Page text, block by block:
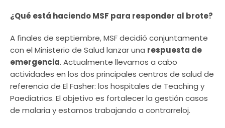
¿Qué está haciendo MSF para responder al brote?
A finales de septiembre, MSF decidió conjuntamente
con el Ministerio de Salud lanzar una respuesta de
emergencia. Actualmente llevamos a cabo
actividades en los dos principales centros de salud de
referencia de El Fasher: los hospitales de Teaching y
Paediatrics. El objetivo es fortalecer la gestión casos
de malaria y estamos trabajando a contrarreloj.